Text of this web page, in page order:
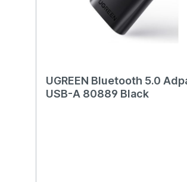
UGREEN Bluetooth 5.0
USB-A 80889 Black